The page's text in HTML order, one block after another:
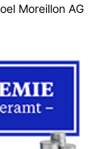
Moreillon AG